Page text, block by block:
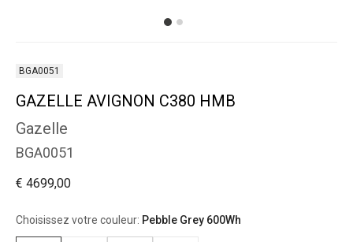
BGA0051
GAZELLE AVIGNON C380 HMB
Gazelle
BGA0051
€ 4699,00
Choisissez votre couleur: Pebble Grey 600Wh